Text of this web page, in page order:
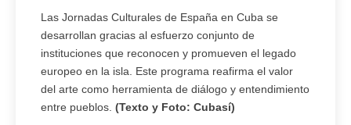
Las Jornadas Culturales de España en Cuba se
desarrollan gracias al esfuerzo conjunto de
instituciones que reconocen y promueven el legado
europeo en la isla. Este programa reafirma el valor
del arte como herramienta de diálogo y entendimiento
entre pueblos. (Texto y Foto: Cubasí)